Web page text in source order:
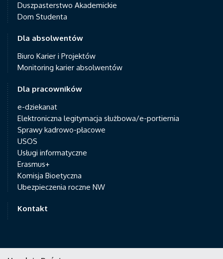
Duszpasterstwo Akademickie
Dom Studenta
Dla absolwentów
Biuro Karier i Projektów
Monitoring karier absolwentów
Dla pracowników
e-dziekanat
Elektroniczna legitymacja służbowa/e-portiernia
Sprawy kadrowo-płacowe
USOS
Usługi informatyczne
Erasmus+
Komisja Bioetyczna
Ubezpieczenia roczne NW
Kontakt